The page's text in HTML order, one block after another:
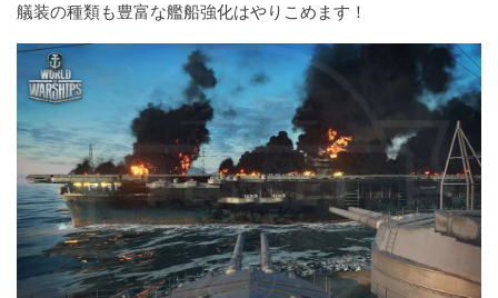
艤装の種類も豊富な艦船強化はやりこめます！